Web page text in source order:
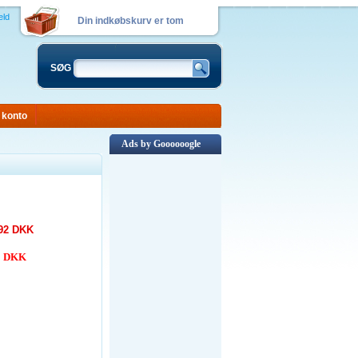
Din indkøbskurv er tom
SØG
konto
DKK
DKK
Ads by Goooooogle